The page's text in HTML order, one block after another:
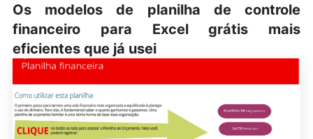
Os modelos de planilha de controle
financeiro para Excel grátis mais
eficientes que já usei